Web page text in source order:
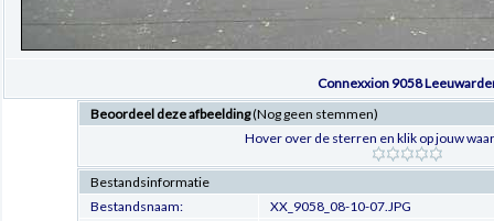
Connexxion 9058
Beoordeel deze afbeelding(Nog geen stemmen)
Hover over de sterren en klik op jouw
Bestandsinformatie
Bestandsnaam:
XX_9058_08-10-07.JPG